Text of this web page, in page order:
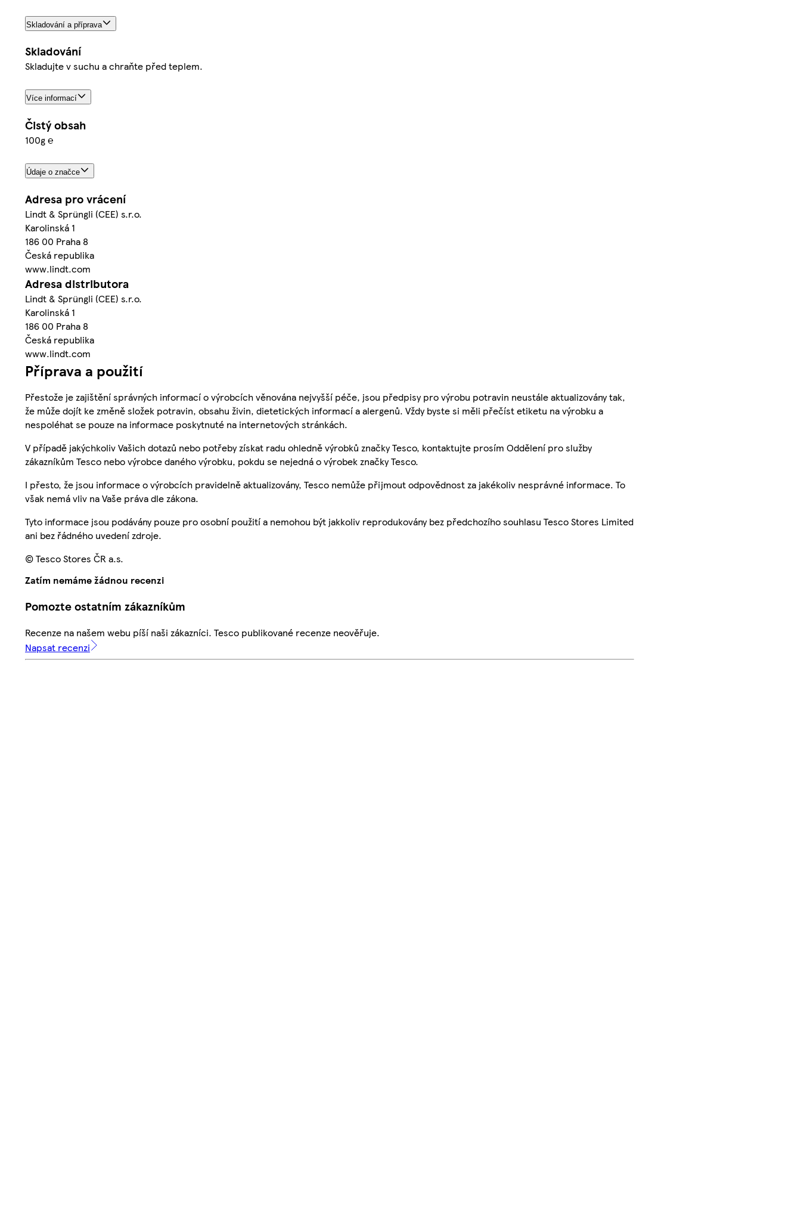
Skladování a příprava
Skladování
Skladujte v suchu a chraňte před teplem.
Více informací
Čistý obsah
100g ℮
Údaje o značce
Adresa pro vrácení
Lindt & Sprüngli (CEE) s.r.o.
Karolinská 1
186 00 Praha 8
Česká republika
www.lindt.com
Adresa distributora
Lindt & Sprüngli (CEE) s.r.o.
Karolinská 1
186 00 Praha 8
Česká republika
www.lindt.com
Příprava a použití
Přestože je zajištění správných informací o výrobcích věnována nejvyšší péče, jsou předpisy pro výrobu potravin neustále aktualizovány tak,
že může dojít ke změně složek potravin, obsahu živin, dietetických informací a alergenů. Vždy byste si měli přečíst etiketu na výrobku a
nespoléhat se pouze na informace poskytnuté na internetových stránkách.
V případě jakýchkoliv Vašich dotazů nebo potřeby získat radu ohledně výrobků značky Tesco, kontaktujte prosím Oddělení pro služby
zákazníkům Tesco nebo výrobce daného výrobku, pokdu se nejedná o výrobek značky Tesco.
I přesto, že jsou informace o výrobcích pravidelně aktualizovány, Tesco nemůže přijmout odpovědnost za jakékoliv nesprávné informace. To
však nemá vliv na Vaše práva dle zákona.
Tyto informace jsou podávány pouze pro osobní použití a nemohou být jakkoliv reprodukovány bez předchozího souhlasu Tesco Stores Limited
ani bez řádného uvedení zdroje.
© Tesco Stores ČR a.s.
Zatím nemáme žádnou recenzi
Pomozte ostatním zákazníkům
Recenze na našem webu píší naši zákazníci. Tesco publikované recenze neověřuje.
Napsat recenzi